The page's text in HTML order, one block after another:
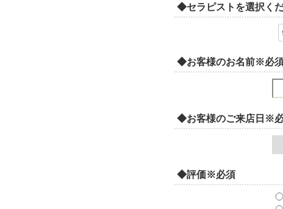
◆セラピストを選択くだ
◆お客様のお名前※必
◆お客様のご来店日 ※
◆評価※必須